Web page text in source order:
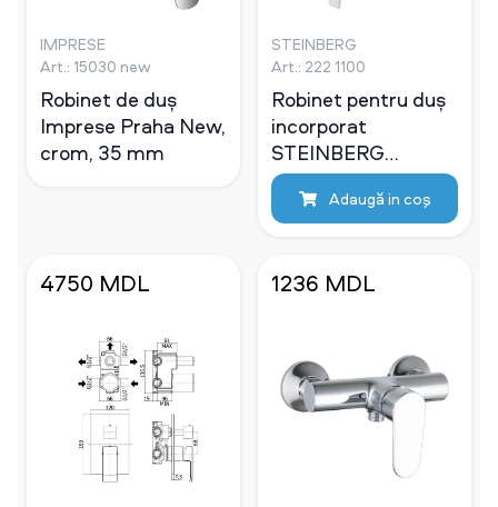
IMPRESE
Art.: 15030 new
Robinet de duș
Imprese Praha New,
crom, 35 mm
STEINBERG
Art.: 222 1100
Robinet pentru duș
incorporat
STEINBERG
TRIPLE TWO
Adaugă in coş
4750 MDL 1236 MDL